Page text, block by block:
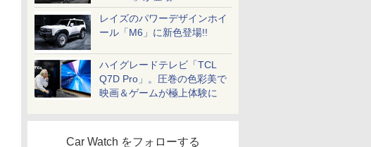
レイズのパワーデザインホイ
ール「M6」に新色登場!!
ハイグレードテレビ「TCL
Q7D Pro」。圧巻の色彩美で
映画＆ゲームが極上体験に
Car Watch をフォローする